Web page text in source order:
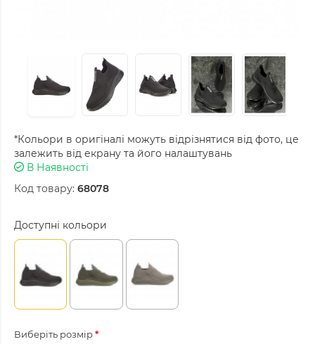
*Кольори в оригіналі можуть відрізнятися від фото, це
залежить від екрану та його налаштувань
В Наявності
Код товару: 68078
Доступні кольори
Виберіть розмір